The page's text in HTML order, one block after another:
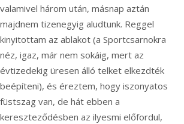
valamivel három után, másnap aztán
majdnem tizenegyig aludtunk. Reggel
kinyitottam az ablakot (a Sportcsarnokra
néz, igaz, már nem sokáig, mert az
évtizedekig üresen álló telket elkezdték
beépíteni), és éreztem, hogy iszonyatos
füstszag van, de hát ebben a
kereszteződésben az ilyesmi előfordul,